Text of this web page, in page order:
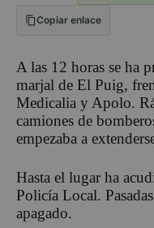
Copiar enlace
A las 12 horas se ha
marjal de El Puig,
Medicalia y Apolo.
camiones de
empezaba a
Hasta el lugar ha
Policía Local.
apagado.